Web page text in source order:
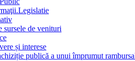
sursele de venituri
și interese
publică a unui împrumut